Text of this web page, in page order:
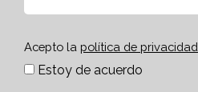
Acepto la política de privacidad
Estoy de acuerdo